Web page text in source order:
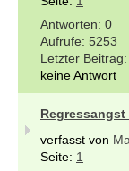
0
5253
keine Antwort
verfasst von
Seite: 1